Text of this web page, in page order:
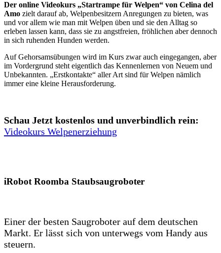
Der online Videokurs „Startrampe für Welpen“ von Celina del
Amo zielt darauf ab, Welpenbesitzern Anregungen zu bieten, was
und vor allem wie man mit Welpen üben und sie den Alltag so
erleben lassen kann, dass sie zu angstfreien, fröhlichen aber dennoch
in sich ruhenden Hunden werden.
Auf Gehorsamsübungen wird im Kurs zwar auch eingegangen, aber
im Vordergrund steht eigentlich das Kennenlernen von Neuem und
Unbekannten. „Erstkontakte“ aller Art sind für Welpen nämlich
immer eine kleine Herausforderung.
Schau Jetzt kostenlos und unverbindlich rein:
Videokurs Welpenerziehung
iRobot Roomba Staubsaugroboter
Einer der besten Saugroboter auf dem deutschen
Markt. Er lässt sich von unterwegs vom Handy aus
steuern.